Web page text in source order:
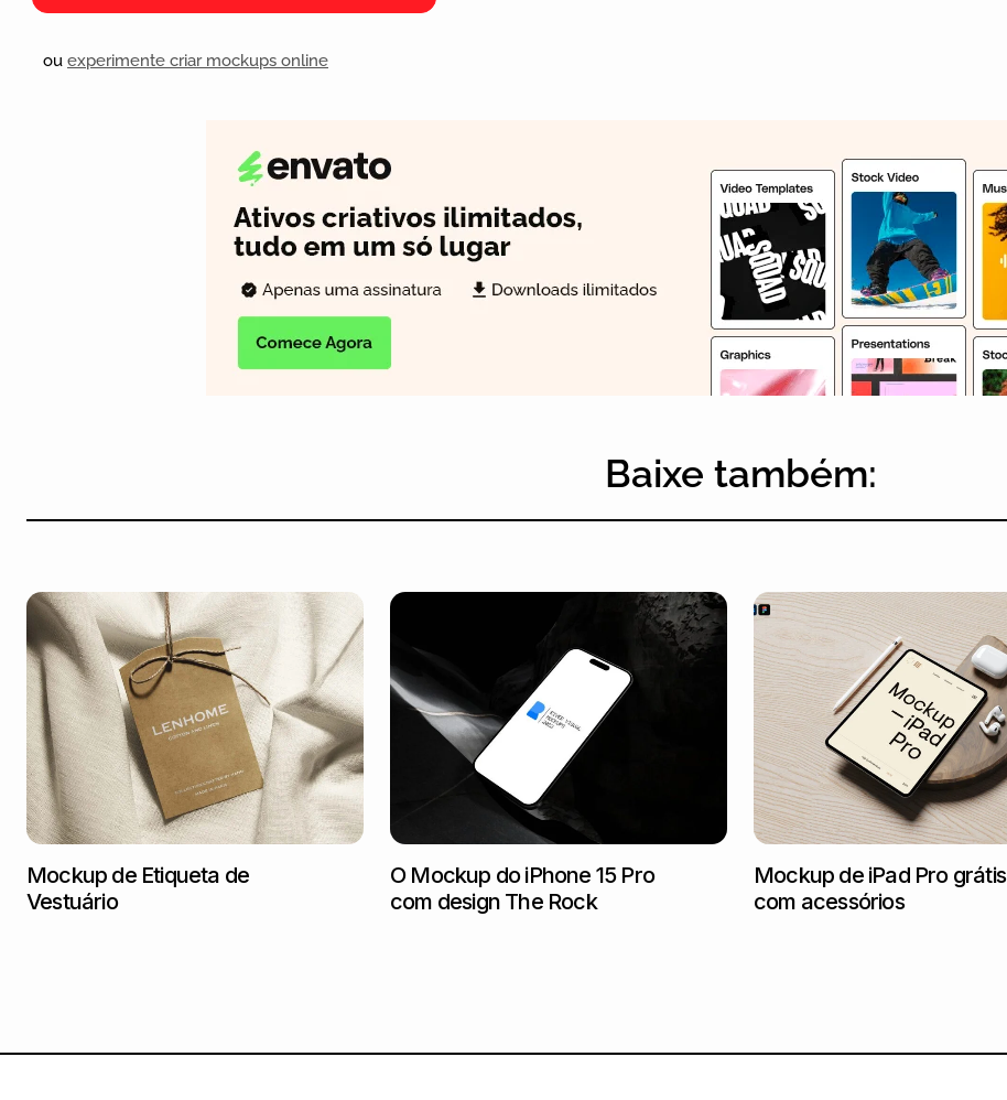
ou experimente criar mockups online
Baixe também:
Mockup de Etiqueta de
Vestuário
O Mockup do iPhone 15 Pro
com design The Rock
Mockup de iPad Pro grátis
com acessórios